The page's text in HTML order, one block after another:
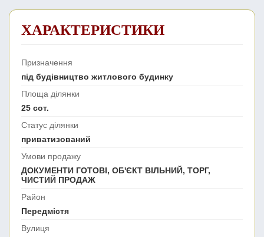
ХАРАКТЕРИСТИКИ
Призначення
під будівництво житлового будинку
Площа ділянки
25 сот.
Статус ділянки
приватизований
Умови продажу
ДОКУМЕНТИ ГОТОВІ, ОБ'ЄКТ ВІЛЬНИЙ, ТОРГ,
ЧИСТИЙ ПРОДАЖ
Район
Передмістя
Вулиця